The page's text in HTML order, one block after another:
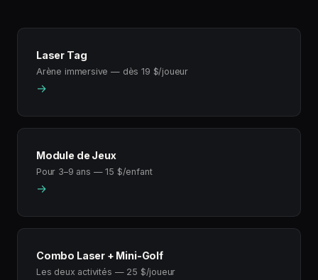
Laser Tag
Arène immersive — dès 19 $/joueur
→
Module de Jeux
Pour 3–9 ans — 15 $/enfant
→
Combo Laser + Mini-Golf
Les deux activités — 25 $/joueur